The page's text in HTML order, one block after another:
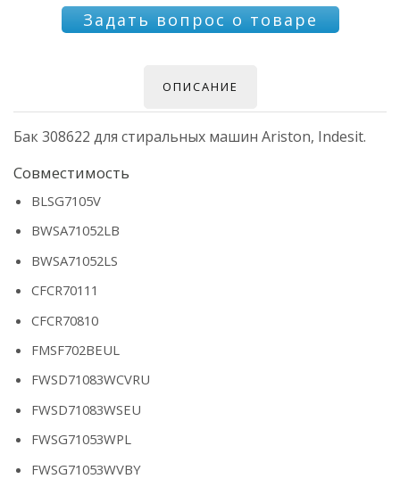
Задать вопрос о товаре
ОПИСАНИЕ
Бак 308622 для стиральных машин Ariston, Indesit.
Совместимость
BLSG7105V
BWSA71052LB
BWSA71052LS
CFCR70111
CFCR70810
FMSF702BEUL
FWSD71083WCVRU
FWSD71083WSEU
FWSG71053WPL
FWSG71053WVBY